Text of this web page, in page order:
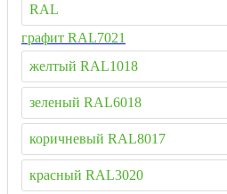
RAL
графит RAL7021
желтый RAL1018
зеленый RAL6018
коричневый RAL8017
красный RAL3020